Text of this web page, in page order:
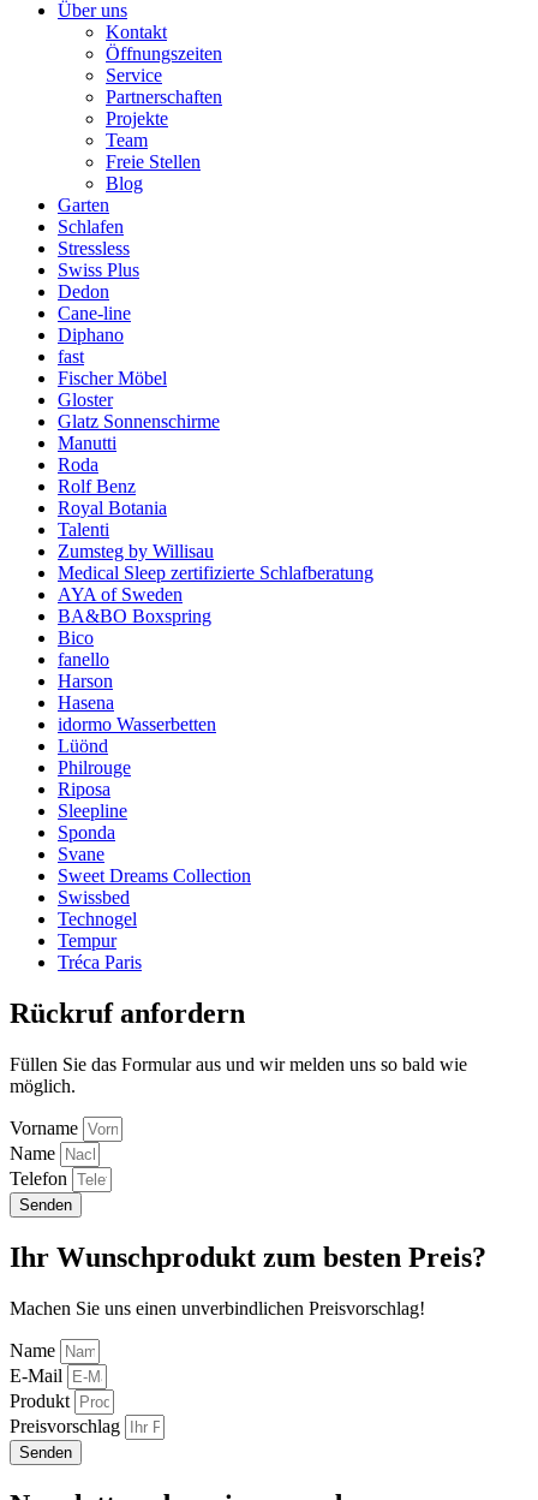
Über uns
Kontakt
Öffnungszeiten
Service
Partnerschaften
Projekte
Team
Freie Stellen
Blog
Garten
Schlafen
Stressless
Swiss Plus
Dedon
Cane-line
Diphano
fast
Fischer Möbel
Gloster
Glatz Sonnenschirme
Manutti
Roda
Rolf Benz
Royal Botania
Talenti
Zumsteg by Willisau
Medical Sleep zertifizierte Schlafberatung
AYA of Sweden
BA&BO Boxspring
Bico
fanello
Harson
Hasena
idormo Wasserbetten
Lüönd
Philrouge
Riposa
Sleepline
Sponda
Svane
Sweet Dreams Collection
Swissbed
Technogel
Tempur
Tréca Paris
Rückruf anfordern
Füllen Sie das Formular aus und wir melden uns so bald wie
möglich.
Vorname
Name
Telefon
Senden
Ihr Wunschprodukt zum besten Preis?
Machen Sie uns einen unverbindlichen Preisvorschlag!
Name
E-Mail
Produkt
Preisvorschlag
Senden